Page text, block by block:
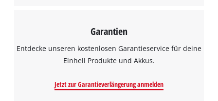
to trackers that are not disclosed to the
visitor. The website owner needs to setup
the site with their CMP to add this content
to the list of technologies used.
Management Platform
Garantien
Entdecke unseren kostenlosen Garantieservice für deine
Einhell Produkte und Akkus.
Jetzt zur Garantieverlängerung anmelden